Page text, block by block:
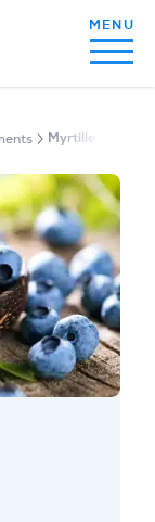
Myrtille